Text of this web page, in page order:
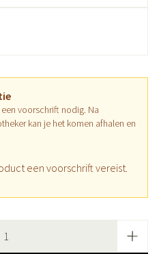
voorschrift nodig. Na
kan je het komen afhalen en
een voorschrift vereist.